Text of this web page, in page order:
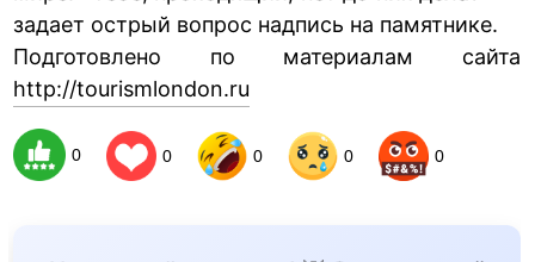
задает острый вопрос надпись на памятнике.
Подготовлено по материалам сайта
http://tourismlondon.ru
0 0 0 0 0